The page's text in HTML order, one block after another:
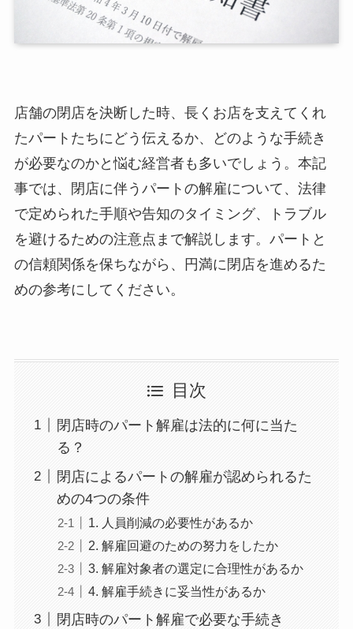
店舗の閉店を決断した時、長くお店を支えてくれ
たパートたちにどう伝えるか、どのような手続き
が必要なのかと悩む経営者も多いでしょう。本記
事では、閉店に伴うパートの解雇について、法律
で定められた手順や告知のタイミング、トラブル
を避けるための注意点まで解説します。パートと
の信頼関係を保ちながら、円満に閉店を進めるた
めの参考にしてください。
目次
閉店時のパート解雇は法的に何に当た
る？
閉店によるパートの解雇が認められるた
めの4つの条件
1. 人員削減の必要性があるか
2. 解雇回避のための努力をしたか
3. 解雇対象者の選定に合理性があるか
4. 解雇手続きに妥当性があるか
閉店時のパート解雇で必要な手続き